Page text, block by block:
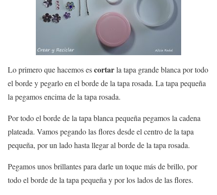
Lo primero que hacemos escortarla tapa grande blanca por todo
el borde y pegarlo en el borde de la tapa rosada. La tapa pequeña
la pegamos encima de la tapa rosada.
Por todo el borde de la tapa blanca pequeña pegamos la cadena
plateada. Vamos pegando las flores desde el centro de la tapa
pequeña, por un lado hasta llegar al borde de la tapa rosada.
Pegamos unos brillantes para darle un toque más de brillo, por
todo el borde de la tapa pequeña y por los lados de las flores.